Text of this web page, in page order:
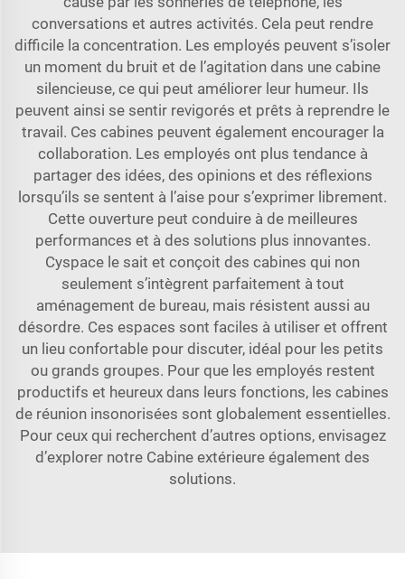
conversations et autres activités. Cela peut rendre
difficile la concentration. Les employés peuvent s’isoler
un moment du bruit et de l’agitation dans une cabine
silencieuse, ce qui peut améliorer leur humeur. Ils
peuvent ainsi se sentir revigorés et prêts à reprendre le
travail. Ces cabines peuvent également encourager la
collaboration. Les employés ont plus tendance à
partager des idées, des opinions et des réflexions
lorsqu’ils se sentent à l’aise pour s’exprimer librement.
Cette ouverture peut conduire à de meilleures
performances et à des solutions plus innovantes.
Cyspace le sait et conçoit des cabines qui non
seulement s’intègrent parfaitement à tout
aménagement de bureau, mais résistent aussi au
désordre. Ces espaces sont faciles à utiliser et offrent
un lieu confortable pour discuter, idéal pour les petits
ou grands groupes. Pour que les employés restent
productifs et heureux dans leurs fonctions, les cabines
de réunion insonorisées sont globalement essentielles.
Pour ceux qui recherchent d’autres options, envisagez
d’explorer notre Cabine extérieure également des
solutions.